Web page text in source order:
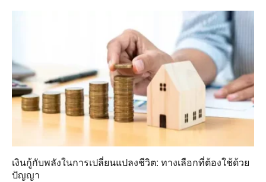
เงินกู้กับพลังในการเปลี่ยนแปลงชีวิต: ทางเลือกที่ต้องใช้ด้วย
ปัญญา